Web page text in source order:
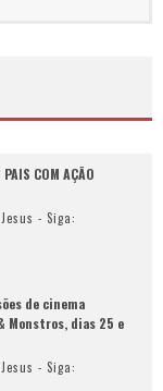
COM AÇÃO
- Siga:
de cinema
Monstros, dias 25 e
- Siga: